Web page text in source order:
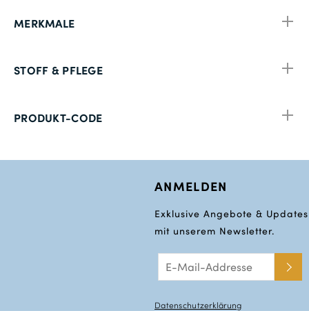
MERKMALE
STOFF & PFLEGE
PRODUKT-CODE
ANMELDEN
Exklusive Angebote & Updates
mit unserem Newsletter.
Datenschutzerklärung